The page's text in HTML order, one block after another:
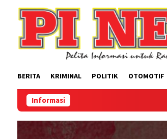
BERITA KRIMINAL POLITIK OTOMOTIF
Informasi